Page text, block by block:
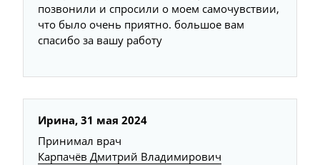
позвонили и спросили о моем самочувствии,
что было очень приятно. большое вам
спасибо за вашу работу
Ирина, 31 мая 2024
Принимал врач
Карпачёв Дмитрий Владимирович